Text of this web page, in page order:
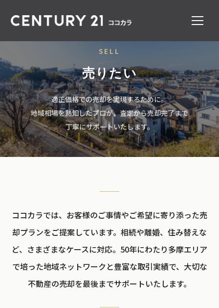
SELL
売りたい
適正価格での売却を実現するために。
地域相場を熟知したプロが、査定から売却完了まで
丁寧にサポートいたします。
ココカラでは、お客様のご事情やご希望に寄り添った売
却プランをご提案しています。相続や離婚、住み替えな
ど、さまざまなケースに対応。50年にわたり多摩エリア
で培った地域ネットワークと豊富な取引実績で、大切な
不動産の売却を最後までサポートいたします。